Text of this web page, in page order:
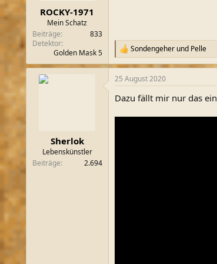
ROCKY-1971
Mein Schatz
Beiträge
833
Detektor
Golden Mask 5
R
e
a
k
i
n
Sondengeherund Pelle
Sherlok
Lebenskünstler
Beiträge
2.694
25 August 2020
Dazu fällt mir nur das ein